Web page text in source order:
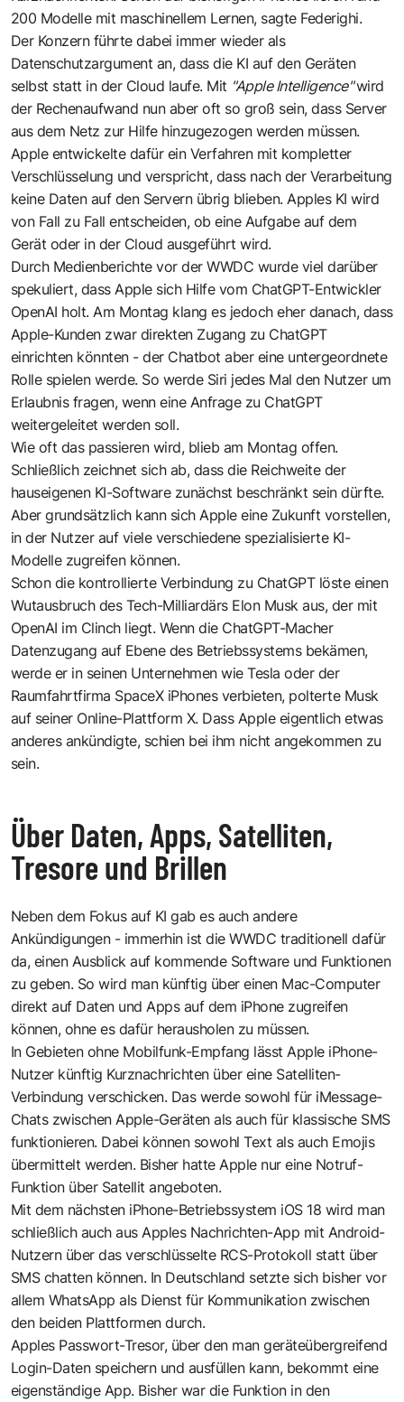
200 Modelle mit maschinellem Lernen, sagte Federighi.
Der Konzern führte dabei immer wieder als
Datenschutzargument an, dass die KI auf den Geräten
selbst statt in der Cloud laufe. Mit "Apple Intelligence"wird
der Rechenaufwand nun aber oft so groß sein, dass Server
aus dem Netz zur Hilfe hinzugezogen werden müssen.
Apple entwickelte dafür ein Verfahren mit kompletter
Verschlüsselung und verspricht, dass nach der Verarbeitung
keine Daten auf den Servern übrig blieben. Apples KI wird
von Fall zu Fall entscheiden, ob eine Aufgabe auf dem
Gerät oder in der Cloud ausgeführt wird.
Durch Medienberichte vor der WWDC wurde viel darüber
spekuliert, dass Apple sich Hilfe vom ChatGPT-Entwickler
OpenAI holt. Am Montag klang es jedoch eher danach, dass
Apple-Kunden zwar direkten Zugang zu ChatGPT
einrichten könnten - der Chatbot aber eine untergeordnete
Rolle spielen werde. So werde Siri jedes Mal den Nutzer um
Erlaubnis fragen, wenn eine Anfrage zu ChatGPT
weitergeleitet werden soll.
Wie oft das passieren wird, blieb am Montag offen.
Schließlich zeichnet sich ab, dass die Reichweite der
hauseigenen KI-Software zunächst beschränkt sein dürfte.
Aber grundsätzlich kann sich Apple eine Zukunft vorstellen,
in der Nutzer auf viele verschiedene spezialisierte KI-
Modelle zugreifen können.
Schon die kontrollierte Verbindung zu ChatGPT löste einen
Wutausbruch des Tech-Milliardärs Elon Musk aus, der mit
OpenAI im Clinch liegt. Wenn die ChatGPT-Macher
Datenzugang auf Ebene des Betriebssystems bekämen,
werde er in seinen Unternehmen wie Tesla oder der
Raumfahrtfirma SpaceX iPhones verbieten, polterte Musk
auf seiner Online-Plattform X. Dass Apple eigentlich etwas
anderes ankündigte, schien bei ihm nicht angekommen zu
sein.
Über Daten, Apps, Satelliten,
Tresore und Brillen
Neben dem Fokus auf KI gab es auch andere
Ankündigungen - immerhin ist die WWDC traditionell dafür
da, einen Ausblick auf kommende Software und Funktionen
zu geben. So wird man künftig über einen Mac-Computer
direkt auf Daten und Apps auf dem iPhone zugreifen
können, ohne es dafür herausholen zu müssen.
In Gebieten ohne Mobilfunk-Empfang lässt Apple iPhone-
Nutzer künftig Kurznachrichten über eine Satelliten-
Verbindung verschicken. Das werde sowohl für iMessage-
Chats zwischen Apple-Geräten als auch für klassische SMS
funktionieren. Dabei können sowohl Text als auch Emojis
übermittelt werden. Bisher hatte Apple nur eine Notruf-
Funktion über Satellit angeboten.
Mit dem nächsten iPhone-Betriebssystem iOS 18 wird man
schließlich auch aus Apples Nachrichten-App mit Android-
Nutzern über das verschlüsselte RCS-Protokoll statt über
SMS chatten können. In Deutschland setzte sich bisher vor
allem WhatsApp als Dienst für Kommunikation zwischen
den beiden Plattformen durch.
Apples Passwort-Tresor, über den man geräteübergreifend
Login-Daten speichern und ausfüllen kann, bekommt eine
eigenständige App. Bisher war die Funktion in den